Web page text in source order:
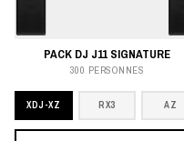
PACK DJ J11 SIGNATURE
300 PERSONNES
XDJ-XZ RX3 AZ